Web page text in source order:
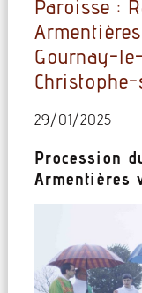
Paroisse :
Gournay-
29/01/2025
Procession
Armentières